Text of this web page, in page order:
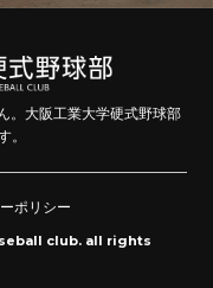
。大阪工業大学硬式野球部
。
ポリシー
club. all rights